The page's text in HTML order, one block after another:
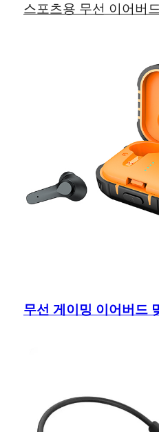
스포츠용 무선 이어버
무선 게이밍 이어버드